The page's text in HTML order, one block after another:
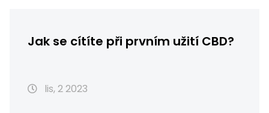
Jak se cítíte při prvním užití CBD?
lis, 2 2023